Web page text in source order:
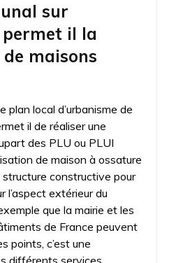
sur
il la
maisons
plan local d’urbanisme de
il de réaliser une
des PLU ou PLUI
de maison à ossature
constructive pour
l’aspect extérieur du
que la mairie et les
de France peuvent
points, c’est une
différents services